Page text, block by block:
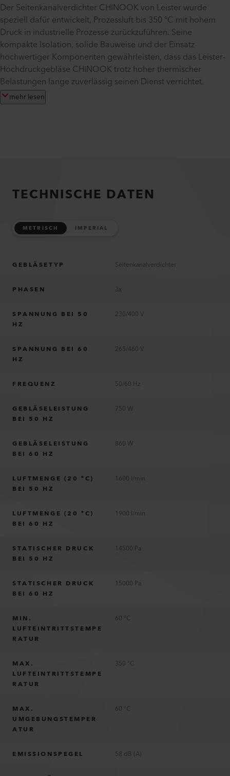
Der Seitenkanalverdichter CHINOOK von Leister wurde
speziell dafür entwickelt, Prozessluft bis 350 °C mit hohem
Druck in industrielle Prozesse zurückzuführen. Seine
kompakte Isolation, solide Bauweise und der Einsatz
hochwertiger Komponenten gewährleisten, dass das Leister-
Hochdruckgebläse CHINOOK trotz hoher thermischer
Belastungen lange zuverlässig seinen Dienst verrichtet.
mehr lesen
TECHNISCHE DATEN
METRISCH IMPERIAL
GEBLÄSETYP Seitenkanalverdichter
PHASEN 3x
SPANNUNG BEI 50
HZ
230/400 V
SPANNUNG BEI 60
HZ
265/460 V
FREQUENZ 50/60 Hz
GEBLÄSELEISTUNG
BEI 50 HZ
750 W
GEBLÄSELEISTUNG
BEI 60 HZ
860 W
LUFTMENGE (20 °C)
BEI 50 HZ
1600 l/min
LUFTMENGE (20 °C)
BEI 60 HZ
1900 l/min
STATISCHER DRUCK
BEI 50 HZ
14500 Pa
STATISCHER DRUCK
BEI 60 HZ
15000 Pa
MIN.
LUFTEINTRITTSTEMPE
RATUR
60 °C
MAX.
LUFTEINTRITTSTEMPE
RATUR
350 °C
MAX.
UMGEBUNGSTEMPER
ATUR
60 °C
EMISSIONSPEGEL 58 dB (A)